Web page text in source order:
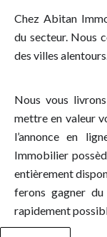
Chez Abitan
du secteur. Nous
des villes
Nous vous
mettre en valeur
l’annonce en
Immobilier
entièrement
ferons gagner
rapidement